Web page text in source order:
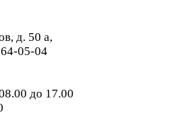
д. 50 а,
05-04
до 17.00